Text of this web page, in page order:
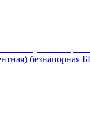
безнапорная